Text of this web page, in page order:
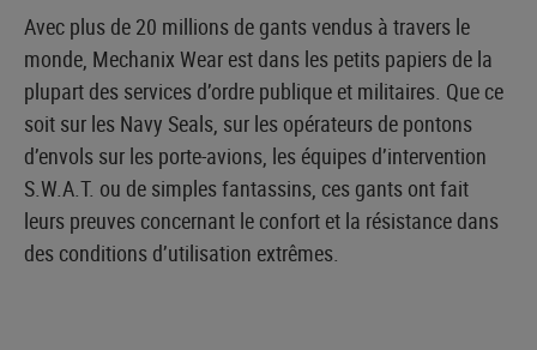
Avec plus de 20 millions de gants vendus à travers le
monde, Mechanix Wear est dans les petits papiers de la
plupart des services d’ordre publique et militaires. Que ce
soit sur les Navy Seals, sur les opérateurs de pontons
d’envols sur les porte-avions, les équipes d’intervention
S.W.A.T. ou de simples fantassins, ces gants ont fait
leurs preuves concernant le confort et la résistance dans
des conditions d’utilisation extrêmes.